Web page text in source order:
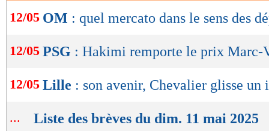
12/05 OM : quel mercato dans le sens des
12/05 PSG : Hakimi remporte le prix Marc-
12/05 Lille : son avenir, Chevalier glisse un
... Liste des brèves du dim. 11 mai 2025